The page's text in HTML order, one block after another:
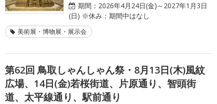
期間： 2026年4月24日(金)～2027年1月3日
(日) ※休み：期間中はなし
美術展・博物展・展示会
第62回 鳥取しゃんしゃん祭・8月13日(木)風紋
広場、14日(金)若桜街道、片原通り、智頭街
道、太平線通り、駅前通り